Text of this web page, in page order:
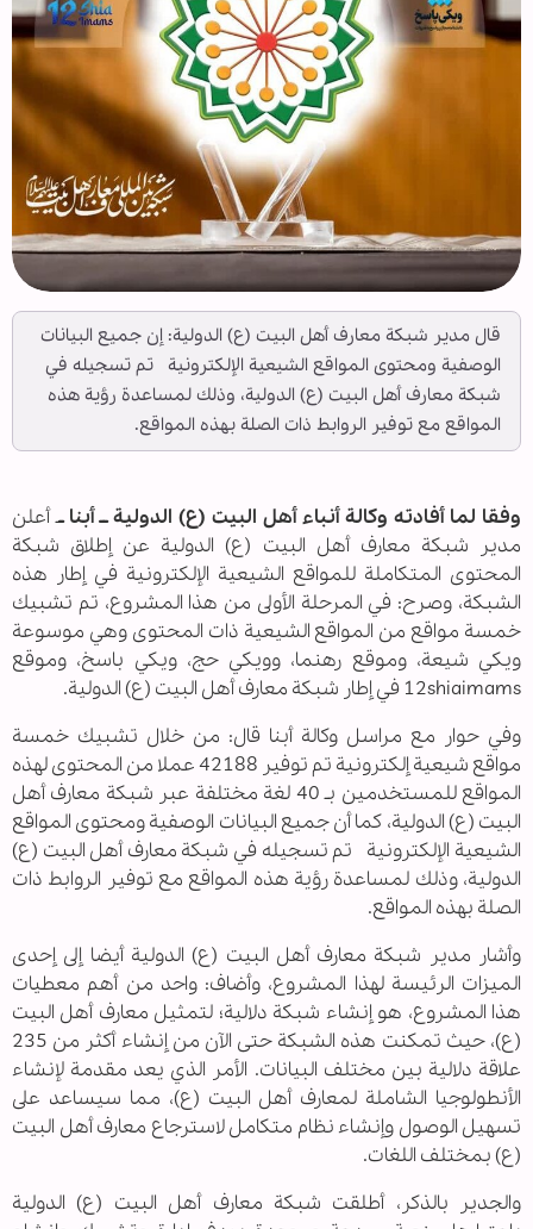
قال مدير شبكة معارف أهل البيت (ع) الدولية: إن جميع البيانات
الوصفية ومحتوى المواقع الشيعية الإلكترونية تم تسجيله في
شبكة معارف أهل البيت (ع) الدولية، وذلك لمساعدة رؤية هذه
المواقع مع توفير الروابط ذات الصلة بهذه المواقع.
وفقا لما أفادته وكالة أنباء أهل البيت (ع) الدولية ــ أبنا ــ أعلن
مدير شبكة معارف أهل البيت (ع) الدولية عن إطلاق شبكة
المحتوى المتكاملة للمواقع الشيعية الإلكترونية في إطار هذه
الشبكة، وصرح: في المرحلة الأولى من هذا المشروع، تم تشبيك
خمسة مواقع من المواقع الشيعية ذات المحتوى وهي موسوعة
ويكي شيعة، وموقع رهنما، وويكي حج، ويكي باسخ، وموقع
12shiaimams في إطار شبكة معارف أهل البيت (ع) الدولية.
وفي حوار مع مراسل وكالة أبنا قال: من خلال تشبيك خمسة
مواقع شيعية إلكترونية تم توفير 42188 عملا من المحتوى لهذه
المواقع للمستخدمين بـ 40 لغة مختلفة عبر شبكة معارف أهل
البيت (ع) الدولية، كما أن جميع البيانات الوصفية ومحتوى المواقع
الشيعية الإلكترونية تم تسجيله في شبكة معارف أهل البيت (ع)
الدولية، وذلك لمساعدة رؤية هذه المواقع مع توفير الروابط ذات
الصلة بهذه المواقع.
وأشار مدير شبكة معارف أهل البيت (ع) الدولية أيضا إلى إحدى
الميزات الرئيسة لهذا المشروع، وأضاف: واحد من أهم معطيات
هذا المشروع، هو إنشاء شبكة دلالية؛ لتمثيل معارف أهل البيت
(ع)، حيث تمكنت هذه الشبكة حتى الآن من إنشاء أكثر من 235
علاقة دلالية بين مختلف البيانات. الأمر الذي يعد مقدمة لإنشاء
الأنطولوجيا الشاملة لمعارف أهل البيت (ع)، مما سيساعد على
تسهيل الوصول وإنشاء نظام متكامل لاسترجاع معارف أهل البيت
(ع) بمختلف اللغات.
والجدير بالذكر، أطلقت شبكة معارف أهل البيت (ع) الدولية